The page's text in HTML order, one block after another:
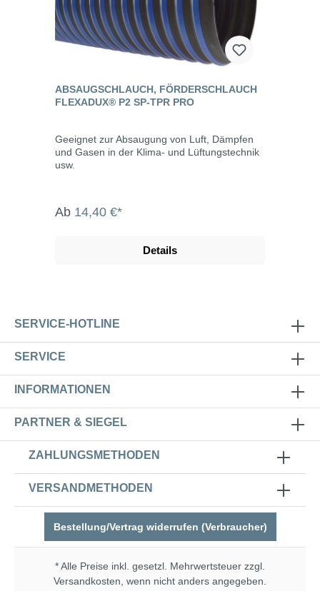
ABSAUGSCHLAUCH, FÖRDERSCHLAUCH
FLEXADUX® P2 SP-TPR PRO
Geeignet zur Absaugung von Luft, Dämpfen
und Gasen in der Klima- und Lüftungstechnik
usw.
Ab 14,40 €*
Details
SERVICE-HOTLINE
SERVICE
INFORMATIONEN
PARTNER & SIEGEL
ZAHLUNGSMETHODEN
VERSANDMETHODEN
Bestellung/Vertrag widerrufen (Verbraucher)
* Alle Preise inkl. gesetzl. Mehrwertsteuer zzgl.
Versandkosten , wenn nicht anders angegeben.